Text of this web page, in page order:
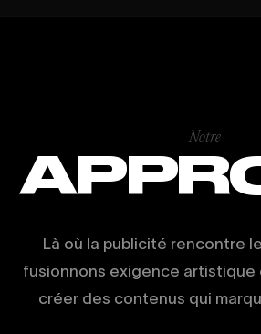
Notre
Là où la publicité rencontre
fusionnons exigence
créer des contenus qui